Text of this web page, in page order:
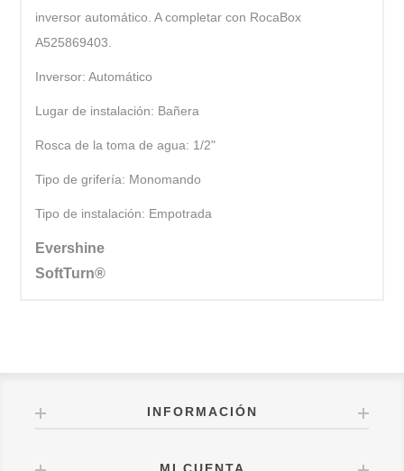
inversor automático. A completar con RocaBox
A525869403.
Inversor: Automático
Lugar de instalación: Bañera
Rosca de la toma de agua: 1/2"
Tipo de grifería: Monomando
Tipo de instalación: Empotrada
Evershine
SoftTurn®
INFORMACIÓN
MI CUENTA